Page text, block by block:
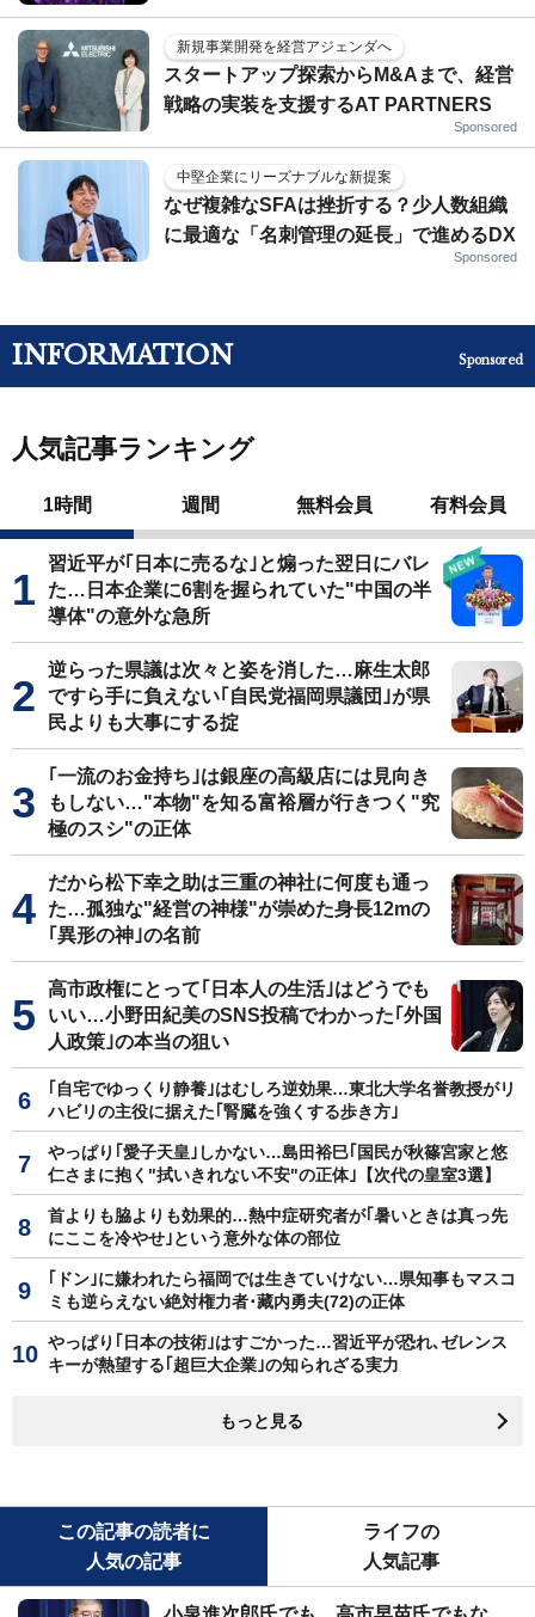
新規事業開発を経営アジェンダへ
スタートアップ探索からM&Aまで、経営
戦略の実装を支援するAT PARTNERS
Sponsored
中堅企業にリーズナブルな新提案
なぜ複雑なSFAは挫折する？少人数組織
に最適な「名刺管理の延長」で進めるDX
Sponsored
INFORMATION Sponsored
人気記事ランキング
1時間 週間 無料会員 有料会員
習近平が｢日本に売るな｣と煽った翌日にバレ
た…日本企業に6割を握られていた"中国の半
導体"の意外な急所
逆らった県議は次々と姿を消した…麻生太郎
ですら手に負えない｢自民党福岡県議団｣が県
民よりも大事にする掟
｢一流のお金持ち｣は銀座の高級店には見向き
もしない…"本物"を知る富裕層が行きつく"究
極のスシ"の正体
だから松下幸之助は三重の神社に何度も通っ
た…孤独な"経営の神様"が崇めた身長12mの
｢異形の神｣の名前
高市政権にとって｢日本人の生活｣はどうでも
いい…小野田紀美のSNS投稿でわかった｢外国
人政策｣の本当の狙い
｢自宅でゆっくり静養｣はむしろ逆効果…東北大学名誉教授がリ
ハビリの主役に据えた｢腎臓を強くする歩き方｣
やっぱり｢愛子天皇｣しかない…島田裕巳｢国民が秋篠宮家と悠
仁さまに抱く"拭いきれない不安"の正体｣【次代の皇室3選】
首よりも脇よりも効果的…熱中症研究者が｢暑いときは真っ先
にここを冷やせ｣という意外な体の部位
｢ドン｣に嫌われたら福岡では生きていけない…県知事もマスコ
ミも逆らえない絶対権力者･藏内勇夫(72)の正体
やっぱり｢日本の技術｣はすごかった…習近平が恐れ､ゼレンス
キーが熱望する｢超巨大企業｣の知られざる実力
もっと見る
この記事の読者に
人気の記事
ライフの
人気記事